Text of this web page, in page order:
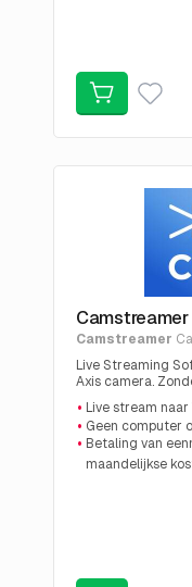
Camstreamer
Live Streaming
Axis camera.
stream naar
Live stream naar
Geen computer
Betaling van
maandelijkse